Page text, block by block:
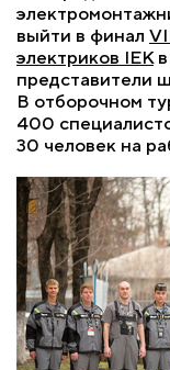
выйти в финал
электриков IEKв
представители
В отборочном
400
30 человек на